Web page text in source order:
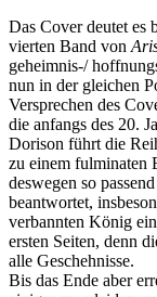
Das Cover deutet es
vierten Band von
geheimnis-/
nun in der gleichen
Versprechen des
die anfangs des 20.
Dorison führt die
zu einem fulminaten
deswegen so
beantwortet,
verbannten König
ersten Seiten, denn
alle Geschehnisse.
Bis das Ende aber